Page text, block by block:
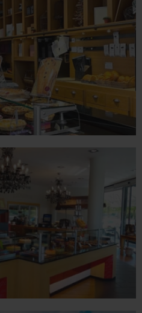
Romans sur Isère
26 80